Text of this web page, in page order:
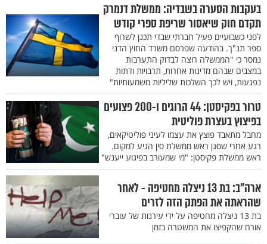
בעקבות הסערה בשבדיה: ממשלת דנמרק
תקדם חוק שיאסור שריפת ספרי קודש
לפני כשבועיים פעיל חברתי שבדי תכנן לשרוף
ספר תנ"ך. בהודעה שפרסם משרד החוץ הדני
נמסר כי "הממשלה רוצה לבדוק התערבות
במצבים שבהם מדינות אחרות, תרבויות ודתות
נפגעות, ויש לכך השלכות שליליות משמעותיות"
טרור בפקיסטן: 44 הרוגים ו-200 פצועים
בפיצוץ בעצרת פוליטית
מחבל מתאבד פוצץ את עצמו לעיני פוליטיקאים,
רגע אחרי שסגן ראש ממשלת סין הגיע למקום.
ראש ממשלת פקיסטן: "מי שמעורב בפיגוע ייענש"
ארה"ב: בת 13 ניצלה מחטיפה - לאחר
שהראתה את הפתק הזה לזרים
בת 13 ניצלה מחטיפה על ידי עירנות של עוברי
אורח שהקפיצו את המשטרה בזמן